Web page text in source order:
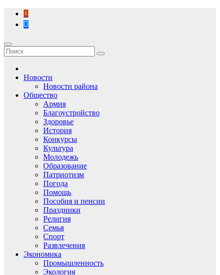
Перейти
содержимому
Новости
Новости района
Общество
Армия
Благоустройство
Здоровье
История
Конкурсы
Культура
Молодежь
Образование
Патриотизм
Погода
Помощь
Пособия и пенсии
Праздники
Религия
Семья
Спорт
Развлечения
Экономика
Промышленность
Экология